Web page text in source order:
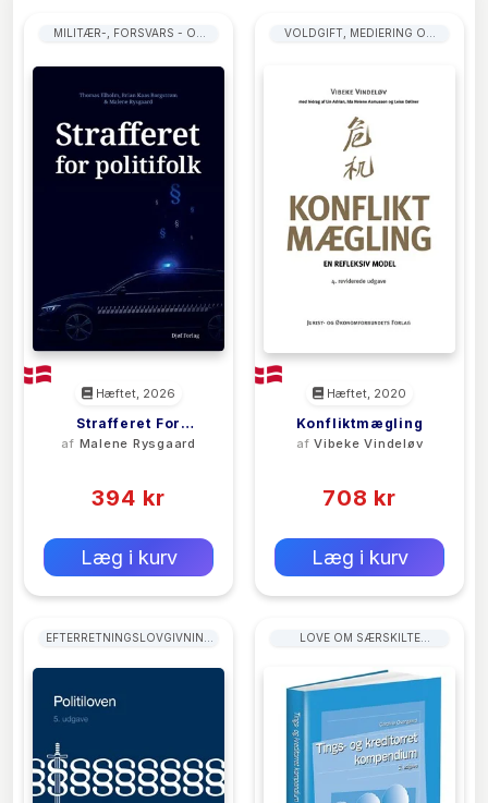
MILITÆR-, FORSVARS - OG
Hæftet, 2026
Strafferet For
Politifolk
af Malene Rysgaard
394 kr
Læg i kurv
VOLDGIFT, MEDIERING OG
Hæftet, 2020
Konfliktmægling
af Vibeke Vindeløv
708 kr
Læg i kurv
EFTERRETNINGSLOVGIVNING
VÅBENLOVGIVNING
LOVE OM SÆRSKILTE
JURIDISKE OMRÅDER